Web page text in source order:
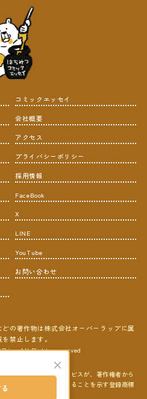
コミックエッセイ
会社概要
アクセス
プライバシーポリシー
採用情報
FaceBook
X
LINE
YouTube
お問い合わせ
の著作物は株式会社オーバーラップに属
禁止します。
All Rights reserved
店・電子書籍配信サービスが、著作権者から
正規版配信サービスであることを示す登録商標
号）です。
×